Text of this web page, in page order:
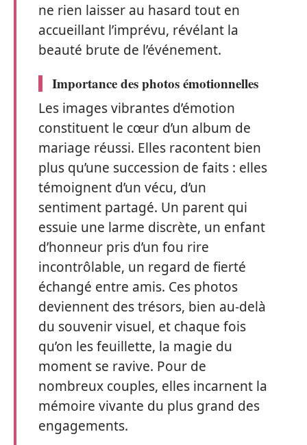
ne rien laisser au hasard tout en
accueillant l’imprévu, révélant la
beauté brute de l’événement.
Importance des photos émotionnelles
Les images vibrantes d’émotion
constituent le cœur d’un album de
mariage réussi. Elles racontent bien
plus qu’une succession de faits : elles
témoignent d’un vécu, d’un
sentiment partagé. Un parent qui
essuie une larme discrète, un enfant
d’honneur pris d’un fou rire
incontrôlable, un regard de fierté
échangé entre amis. Ces photos
deviennent des trésors, bien au-delà
du souvenir visuel, et chaque fois
qu’on les feuillette, la magie du
moment se ravive. Pour de
nombreux couples, elles incarnent la
mémoire vivante du plus grand des
engagements.